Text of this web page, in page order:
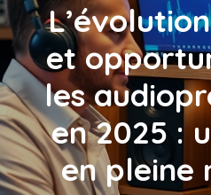
et
les
en 2025 :
en pleine